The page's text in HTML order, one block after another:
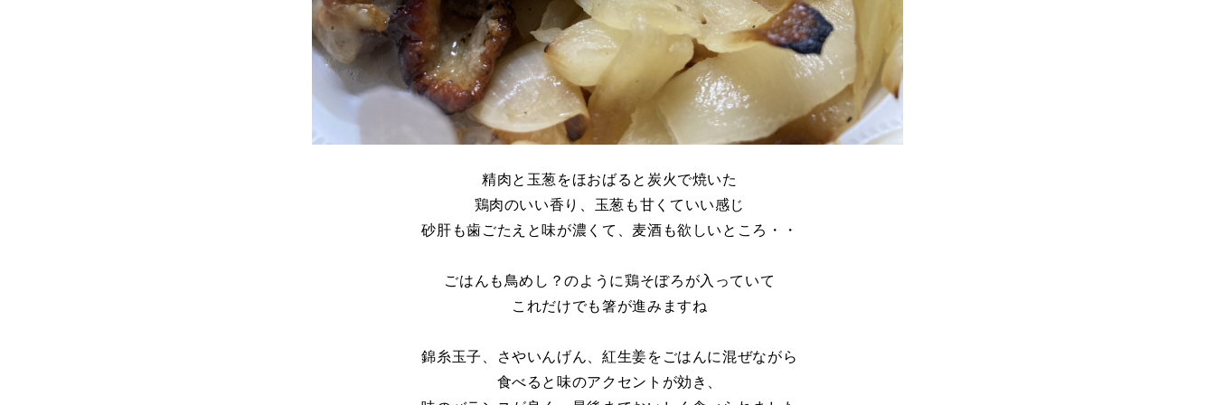
精肉と玉葱をほおばると炭火で焼いた
鶏肉のいい香り、玉葱も甘くていい感じ
砂肝も歯ごたえと味が濃くて、麦酒も欲しいところ・・
ごはんも鳥めし？のように鶏そぼろが入っていて
これだけでも箸が進みますね
錦糸玉子、さやいんげん、紅生姜をごはんに混ぜながら
食べると味のアクセントが効き、